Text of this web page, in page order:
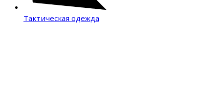
Тактическая одежда